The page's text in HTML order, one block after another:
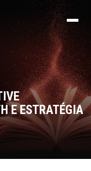
E ESTRATÉGIA